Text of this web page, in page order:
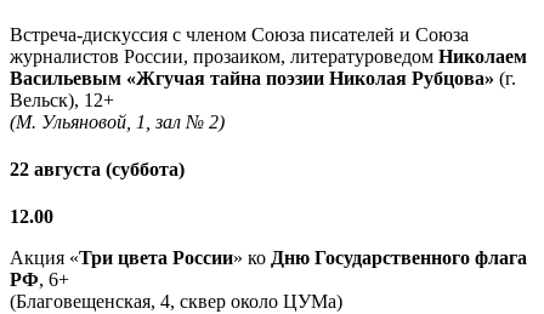
Встреча-дискуссия с членом Союза писателей и Союза
журналистов России, прозаиком, литературоведом Николаем
Васильевым «Жгучая тайна поэзии Николая Рубцова» (г.
Вельск), 12+
(М. Ульяновой, 1, зал № 2)
22 августа (суббота)
12.00
Акция «Три цвета России» ко Дню Государственного флага
РФ, 6+
(Благовещенская, 4, сквер около ЦУМа)